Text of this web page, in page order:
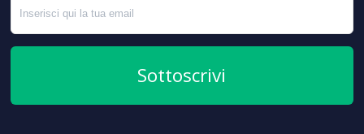
Sottoscrivi